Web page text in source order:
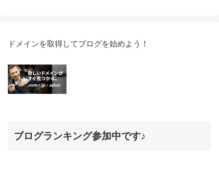
ドメインを取得してブログを始めよう！
ブログランキング参加中です♪